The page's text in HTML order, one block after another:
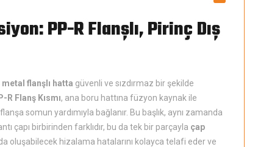
PP-R Flanşlı, Pirinç Dış
flanşlı hatta güvenli ve sızdırmaz bir şekilde
R Flanş Kısmı, ana boru hattına füzyon kaynak ile
somun yardımıyla bağlanır. Bu başlık, aynı zamanda
çapı birbirinden farklıdır, bu da tek bir parçayla çap
oluşabilecek hizalama hatalarını kolayca telafi eder ve